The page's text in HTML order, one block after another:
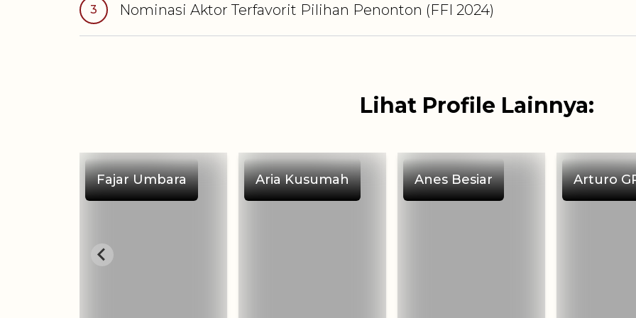
3 Nominasi Aktor Terfavorit Pilihan Penonton (FFI 2024)
Lihat Profile Lainnya:
Fajar Umbara Aria Kusumah Anes Besiar Arturo